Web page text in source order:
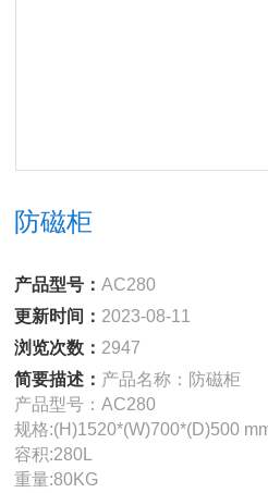
防磁柜
产品型号：AC280
更新时间： 2023-08-11
浏览次数： 2947
简要描述： 产品名称：防磁柜
产品型号：AC280
规格:(H)1520*(W)700*(D)500
容积:280L
重量:80KG